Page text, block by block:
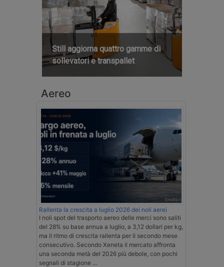
Still aggiorna quattro gamme di
sollevatori e transpallet
Aereo
Rallenta la crescita a luglio 2026 dei noli aerei
I noli spot del trasporto aereo delle merci sono saliti
del 28% su base annua a luglio, a 3,12 dollari per kg,
ma il ritmo di crescita rallenta per il secondo mese
consecutivo. Secondo Xeneta il mercato affronta
una seconda metà del 2026 più debole, con pochi
segnali di stagione …